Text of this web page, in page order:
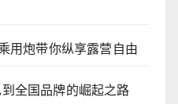
用炮带你纵享露营自由
全国品牌的崛起之路